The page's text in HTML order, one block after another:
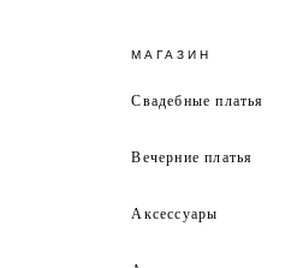
МАГАЗИН
Свадебные платья
Вечерние платья
Аксессуары